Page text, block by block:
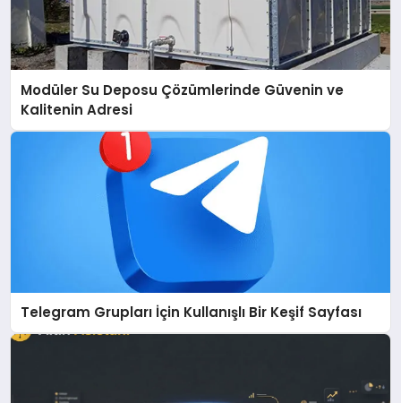
Modüler Su Deposu Çözümlerinde Güvenin ve
Kalitenin Adresi
Telegram Grupları İçin Kullanışlı Bir Keşif Sayfası